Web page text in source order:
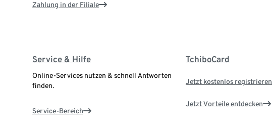
Zahlung in der Filiale
Service & Hilfe
Online-Services nutzen & schnell Antworten
finden.
Service-Bereich
TchiboCard
Jetzt kostenlos registrieren
Jetzt Vorteile entdecken